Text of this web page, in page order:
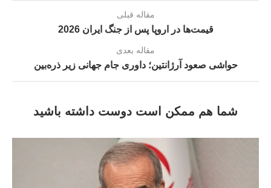
مقاله قبلی
قیمت‌ها در اروپا پس از جنگ ایران 2026
مقاله بعدی
حواشی صعود آرژانتین؛ داوری جام جهانی زیر ذره‌بین
شما هم ممکن است دوست داشته باشید